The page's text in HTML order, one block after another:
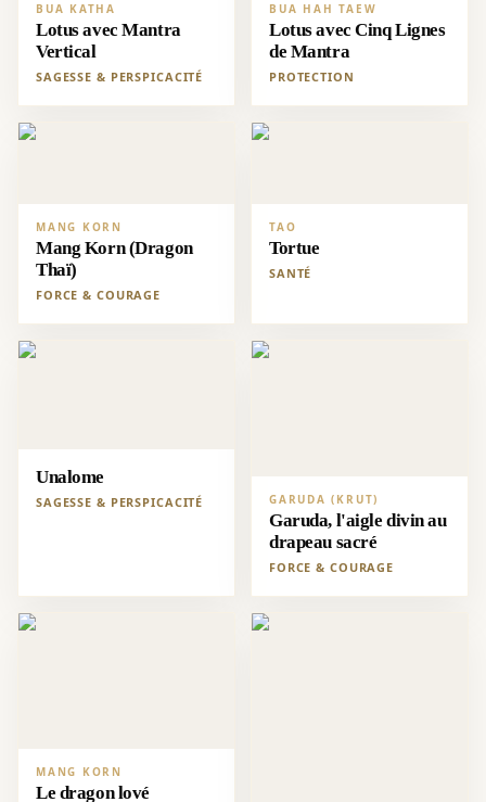
BUA KATHA
Lotus avec Mantra
Vertical
SAGESSE & PERSPICACITÉ
BUA HAH TAEW
Lotus avec Cinq Lignes
de Mantra
PROTECTION
MANG KORN
Mang Korn (Dragon
Thaï)
FORCE & COURAGE
TAO
Tortue
SANTÉ
Unalome
SAGESSE & PERSPICACITÉ GARUDA (KRUT)
Garuda, l'aigle divin au
drapeau sacré
FORCE & COURAGE
MANG KORN
Le dragon lové